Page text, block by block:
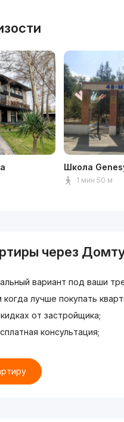
Школа
1 мин 50 м
через
вариант под ваши
лучше покупать
от застройщика;
консультация;